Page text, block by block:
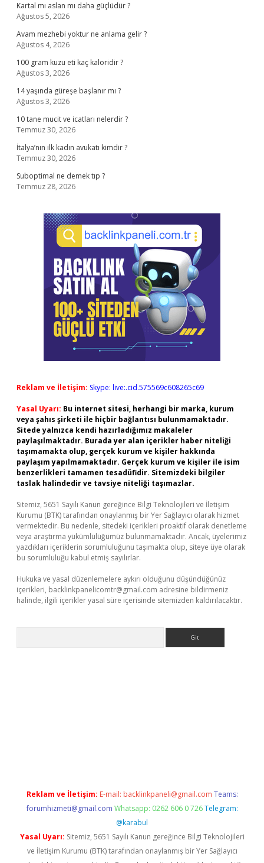
Kartal mı aslan mı daha güçlüdür ?
Ağustos 5, 2026
Avam mezhebi yoktur ne anlama gelir ?
Ağustos 4, 2026
100 gram kuzu eti kaç kaloridir ?
Ağustos 3, 2026
14 yaşında güreşe başlanır mı ?
Ağustos 3, 2026
10 tane mucit ve icatları nelerdir ?
Temmuz 30, 2026
İtalya’nın ilk kadın avukatı kimdir ?
Temmuz 30, 2026
Suboptimal ne demek tıp ?
Temmuz 28, 2026
Reklam ve İletişim: Skype: live:.cid.575569c608265c69
Yasal Uyarı: Bu internet sitesi, herhangi bir marka, kurum
veya şahıs şirketi ile hiçbir bağlantısı bulunmamaktadır.
Sitede yalnızca kendi hazırladığımız makaleler
paylaşılmaktadır. Burada yer alan içerikler haber niteliği
taşımamakta olup, gerçek kurum ve kişiler hakkında
paylaşım yapılmamaktadır. Gerçek kurum ve kişiler ile isim
benzerlikleri tamamen tesadüfidir. Sitemizdeki bilgiler
taslak halindedir ve tavsiye niteliği taşımazlar.
Sitemiz, 5651 Sayılı Kanun gereğince Bilgi Teknolojileri ve İletişim
Kurumu (BTK) tarafından onaylanmış bir Yer Sağlayıcı olarak hizmet
vermektedir. Bu nedenle, sitedeki içerikleri proaktif olarak denetleme
veya araştırma yükümlülüğümüz bulunmamaktadır. Ancak, üyelerimiz
yazdıkları içeriklerin sorumluluğunu taşımakta olup, siteye üye olarak
bu sorumluluğu kabul etmiş sayılırlar.
Hukuka ve yasal düzenlemelere aykırı olduğunu düşündüğünüz
içerikleri, backlinkpanelicomtr@gmail.com adresine bildirmeniz
halinde, ilgili içerikler yasal süre içerisinde sitemizden kaldırılacaktır.
Reklam ve İletişim: E-mail: backlinkpaneli@gmail.com Teams:
forumhizmeti@gmail.com Whatsapp: 0262 606 0 726 Telegram:
@karabul
Yasal Uyarı: Sitemiz, 5651 Sayılı Kanun gereğince Bilgi Teknolojileri
ve İletişim Kurumu (BTK) tarafından onaylanmış bir Yer Sağlayıcı